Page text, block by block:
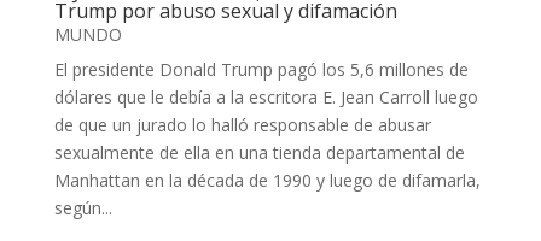
Trump por abuso sexual y difamación
MUNDO
El presidente Donald Trump pagó los 5,6 millones de
dólares que le debía a la escritora E. Jean Carroll luego
de que un jurado lo halló responsable de abusar
sexualmente de ella en una tienda departamental de
Manhattan en la década de 1990 y luego de difamarla,
según...